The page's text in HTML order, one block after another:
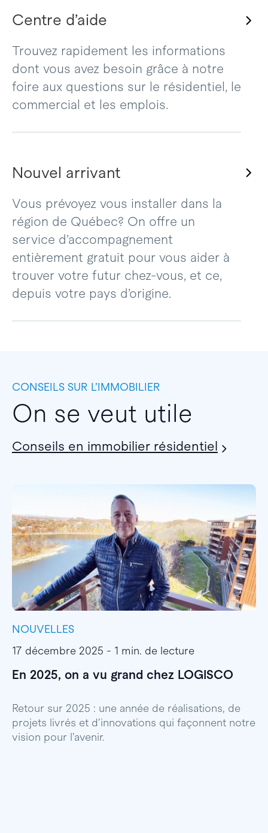
Centre d’aide
Trouvez rapidement les informations
dont vous avez besoin grâce à notre
foire aux questions sur le résidentiel, le
commercial et les emplois.
Nouvel arrivant
Vous prévoyez vous installer dans la
région de Québec? On offre un
service d’accompagnement
entièrement gratuit pour vous aider à
trouver votre futur chez-vous, et ce,
depuis votre pays d’origine.
CONSEILS SUR L’IMMOBILIER
On se veut utile
Conseils en immobilier résidentiel
NOUVELLES
17 décembre 2025 - 1 min. de lecture
En 2025, on a vu grand chez LOGISCO
Retour sur 2025 : une année de réalisations, de
projets livrés et d’innovations qui façonnent notre
vision pour l’avenir.